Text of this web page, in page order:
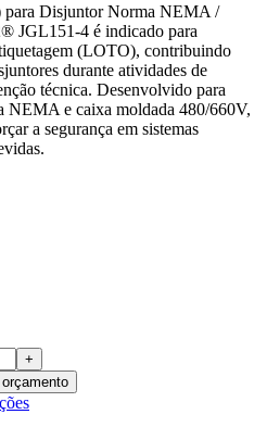
Disjuntor Norma NEMA /
JGL151-4 é indicado para
(LOTO), contribuindo
durante atividades de
técnica. Desenvolvido para
NEMA e caixa moldada 480/660V,
a segurança em sistemas
+